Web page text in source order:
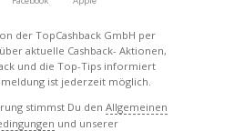
der TopCashback GmbH per
aktuelle Cashback- Aktionen,
und die Top-Tips informiert
ist jederzeit möglich.
stimmst Du den Allgemeinen
und unserer